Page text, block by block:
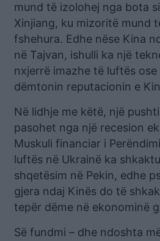
mund të izolohej nga bota
Xinjiang, ku mizoritë mund
fshehura. Edhe nëse Kina
në Tajvan, ishulli ka një
nxjerrë imazhe të luftës
dëmtonin reputacionin e
Në lidhje me këtë, një
pasohet nga një recesion
Muskuli financiar i
luftës në Ukrainë ka
shqetësim në Pekin, edhe
gjera ndaj Kinës do të
tepër dëme në ekonominë
Së fundmi – dhe ndoshta